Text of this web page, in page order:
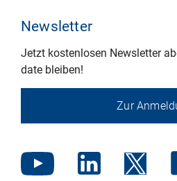
Newsletter
Jetzt kostenlosen Newsletter
date bleiben!
Zur